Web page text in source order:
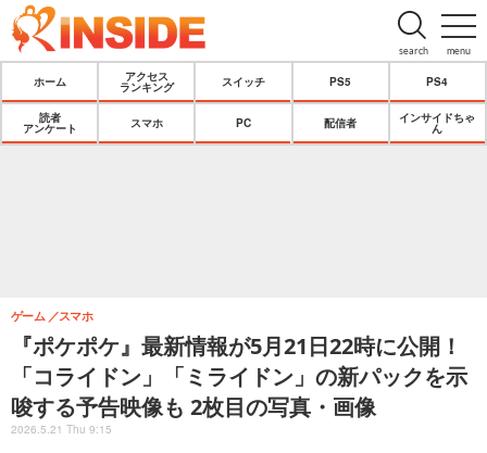
menu
search
ホーム
アクセス
ランキング
スイッチ PS5 PS4
読者
アンケート
スマホ PC 配信者
インサイドちゃ
ん
『ポケポケ』最新情報が5月21日22時に公開！
「コライドン」「ミライドン」の新パックを示
唆する予告映像も 2枚目の写真・画像
ゲーム スマホ
2026.5.21 Thu 9:15